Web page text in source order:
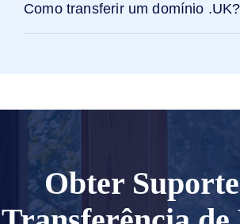
Como transferir um domínio .UK?
Obter